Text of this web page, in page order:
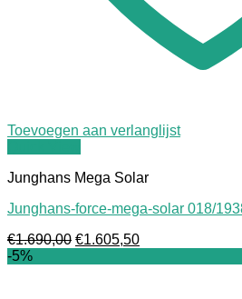
Toevoegen aan verlanglijst
Junghans Mega Solar
Junghans-force-mega-solar 018/
€1.690,00 Oorspronkelijke
€1.605,50Huidige
-5%